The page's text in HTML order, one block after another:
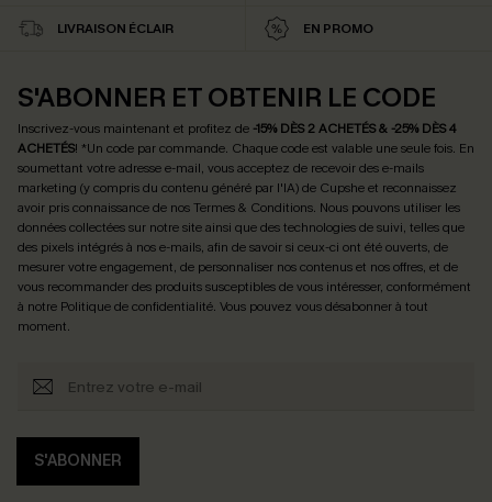
LIVRAISON ÉCLAIR EN PROMO
S'ABONNER ET OBTENIR LE CODE
Inscrivez-vous maintenant et profitez de -15% DÈS 2 ACHETÉS & -25% DÈS 4
ACHETÉS! *Un code par commande. Chaque code est valable une seule fois. En
soumettant votre adresse e-mail, vous acceptez de recevoir des e-mails
marketing (y compris du contenu généré par l'IA) de Cupshe et reconnaissez
avoir pris connaissance de nosTermes & Conditions. Nous pouvons utiliser les
données collectées sur notre site ainsi que des technologies de suivi, telles que
des pixels intégrés à nos e-mails, afin de savoir si ceux-ci ont été ouverts, de
mesurer votre engagement, de personnaliser nos contenus et nos offres, et de
vous recommander des produits susceptibles de vous intéresser, conformément
à notre Politique de confidentialité. Vous pouvez vous désabonner à tout
moment.
S'ABONNER